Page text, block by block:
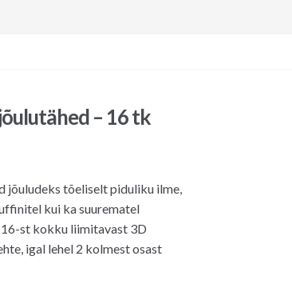
– 16 tk
jõuludeks tõeliselt piduliku ilme,
kui ka suurematel
st kokku liimitavast 3D
igal lehel 2 kolmest osast